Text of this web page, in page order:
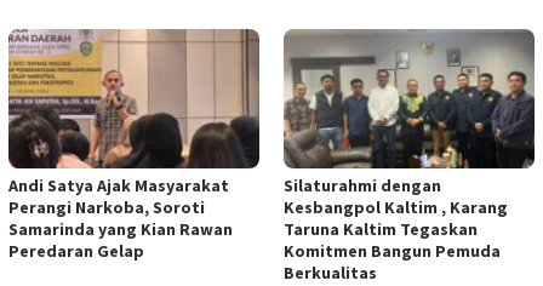
Andi Satya Ajak Masyarakat
Perangi Narkoba, Soroti
Samarinda yang Kian Rawan
Peredaran Gelap
Silaturahmi dengan
Kesbangpol Kaltim , Karang
Taruna Kaltim Tegaskan
Komitmen Bangun Pemuda
Berkualitas